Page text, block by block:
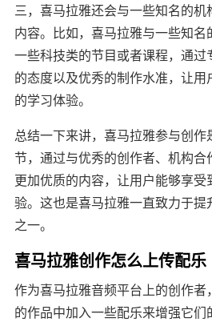
三，喜马拉雅还会与一些知名的
内容。比如，喜马拉雅与一些知
一些科技类的节目或者课程，通
的态度以及优秀的制作水准，让
的学习体验。
总结一下来讲，喜马拉雅参与创作
节，通过与优秀的创作者、机构
更加优质的内容，让用户能够享
验。这也是喜马拉雅一直致力于
之一。
喜马拉雅创作怎么上传配乐
作为喜马拉雅音频平台上的创作
的作品中加入一些配乐来增强它们